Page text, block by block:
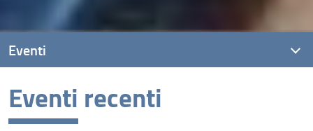
Eventi recenti
Eventi
Eventi recenti
Archivio eventi